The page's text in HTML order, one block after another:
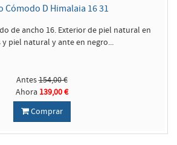
Cómodo D Himalaia 16 31
de ancho 16. Exterior de piel natural en
y piel natural y ante en negro...
Antes154,00 €
Ahora 139,00 €
Comprar